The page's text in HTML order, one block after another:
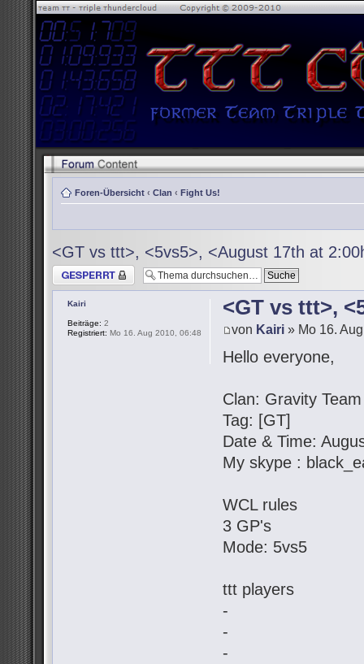
Foren-Übersicht ‹ Clan ‹ Fight Us!
<GT vs ttt>, <5vs5>, <August 17th at
Thema gesperrt
<GT vs ttt>,
von Kairi » Mo 16.
Hello everyone,
Clan: Gravity Team
Tag: [GT]
Date & Time:
My skype :
WCL rules
3 GP's
Mode: 5vs5
ttt players
-
-
-
Kairi
Beiträge: 2
Registriert: Mo 16. Aug 2010, 06:48